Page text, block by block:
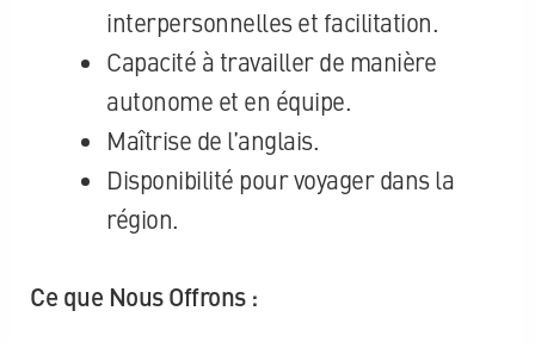
interpersonnelles et facilitation.
Capacité à travailler de manière
autonome et en équipe.
Maîtrise de l’anglais.
Disponibilité pour voyager dans la
région.
Ce que Nous Offrons :